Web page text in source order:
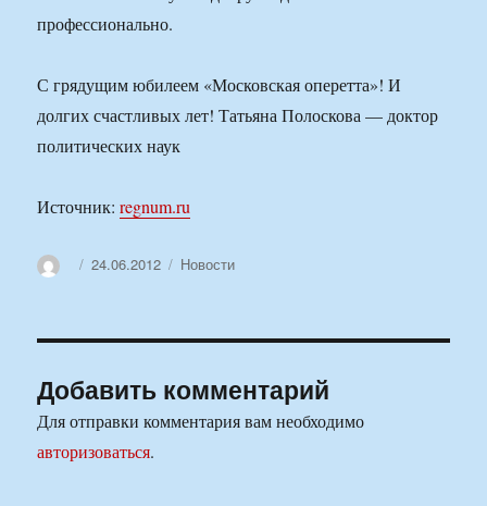
профессионально.
С грядущим юбилеем «Московская оперетта»! И
долгих счастливых лет! Татьяна Полоскова — доктор
политических наук
Источник:regnum.ru
АвторОпубликовано
24.06.2012 Рубрики
Новости
Добавить комментарий
Для отправки комментария вам необходимо
авторизоваться.